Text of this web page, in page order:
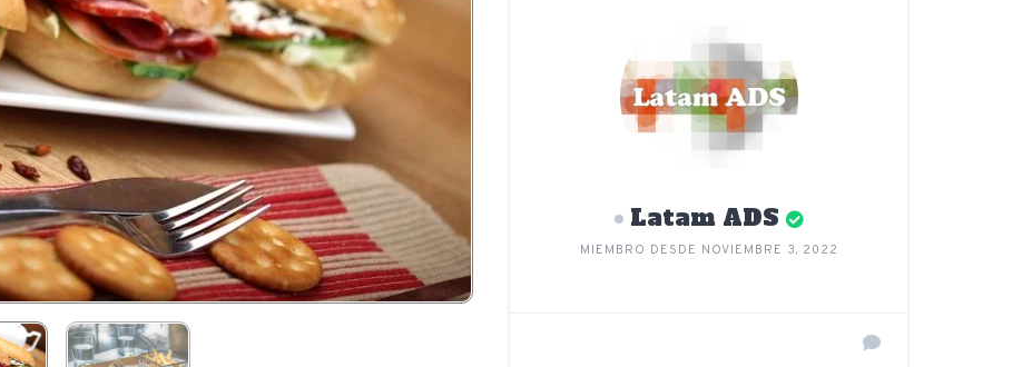
Latam ADS
MIEMBRO DESDE NOVIEMBRE 3, 2022